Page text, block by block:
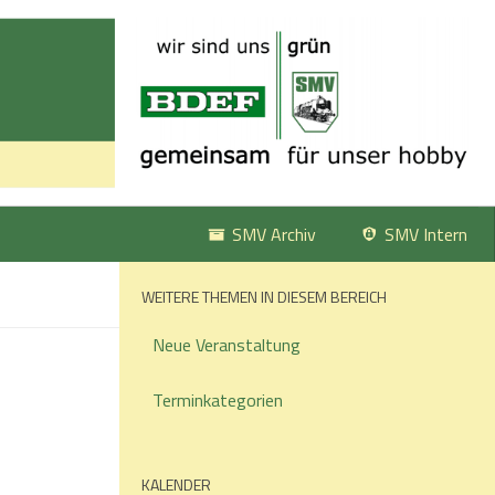
SMV Intern
SMV Archiv
WEITERE THEMEN IN DIESEM BEREICH
Neue Veranstaltung
Terminkategorien
KALENDER